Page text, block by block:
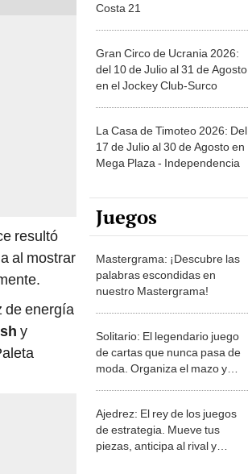
resultó
al mostrar
de energía
y
Costa 21
Gran Circo de Ucrania 2026:
del 10 de Julio al 31 de Agosto
en el Jockey Club-Surco
La Casa de Timoteo 2026: Del
17 de Julio al 30 de Agosto en
Mega Plaza - Independencia
Juegos
Mastergrama: ¡Descubre las
palabras escondidas en
nuestro Mastergrama!
Solitario: El legendario juego
de cartas que nunca pasa de
moda. Organiza el mazo y
Ajedrez: El rey de los juegos
de estrategia. Mueve tus
piezas, anticipa al rival y